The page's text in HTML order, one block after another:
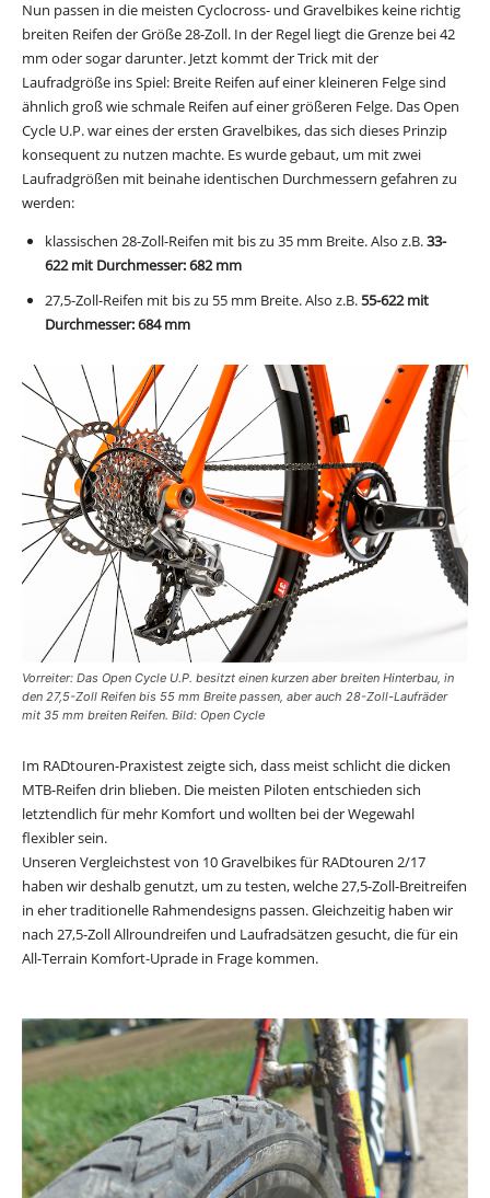
Nun passen in die meisten Cyclocross- und Gravelbikes keine richtig
breiten Reifen der Größe 28-Zoll. In der Regel liegt die Grenze bei 42
mm oder sogar darunter. Jetzt kommt der Trick mit der
Laufradgröße ins Spiel: Breite Reifen auf einer kleineren Felge sind
ähnlich groß wie schmale Reifen auf einer größeren Felge. Das Open
Cycle U.P. war eines der ersten Gravelbikes, das sich dieses Prinzip
konsequent zu nutzen machte. Es wurde gebaut, um mit zwei
Laufradgrößen mit beinahe identischen Durchmessern gefahren zu
werden:
klassischen 28-Zoll-Reifen mit bis zu 35 mm Breite. Also z.B.33-
622 mit Durchmesser: 682 mm
27,5-Zoll-Reifen mit bis zu 55 mm Breite. Also z.B.55-622 mit
Durchmesser: 684 mm
Vorreiter: Das Open Cycle U.P. besitzt einen kurzen aber breiten Hinterbau, in
den 27,5-Zoll Reifen bis 55 mm Breite passen, aber auch 28-Zoll-Laufräder
mit 35 mm breiten Reifen. Bild: Open Cycle
Im RADtouren-Praxistest zeigte sich, dass meist schlicht die dicken
MTB-Reifen drin blieben. Die meisten Piloten entschieden sich
letztendlich für mehr Komfort und wollten bei der Wegewahl
flexibler sein.
Unseren Vergleichstest von 10 Gravelbikes für RADtouren 2/17
haben wir deshalb genutzt, um zu testen, welche 27,5-Zoll-Breitreifen
in eher traditionelle Rahmendesigns passen. Gleichzeitig haben wir
nach 27,5-Zoll Allroundreifen und Laufradsätzen gesucht, die für ein
All-Terrain Komfort-Uprade in Frage kommen.